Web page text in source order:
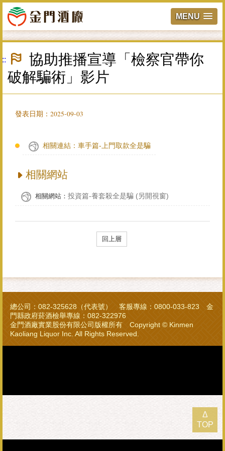
MENU
Δ
TOP
跳
主
:::
協助推播宣導「檢察官帶你
破解騙術」影片
發表日期：2025-09-03
相關連結：車手篇-上門取款全是騙
相關網站
相關網站： 投資篇-養套殺全是騙 (另開視窗)
回上層
總公司：082-325628（代表號） 客服專線：0800-033-823 金
門縣政府菸酒檢舉專線：082-322976
金門酒廠實業股份有限公司版權所有 Copyright © Kinmen
Kaoliang Liquor Inc. All Rights Reserved.